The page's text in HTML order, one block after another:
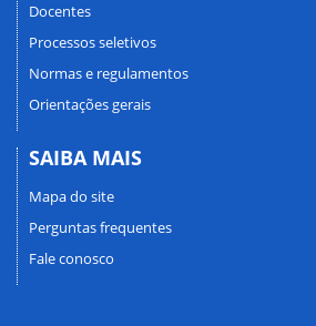
Docentes
Processos seletivos
Normas e regulamentos
Orientações gerais
SAIBA MAIS
Mapa do site
Perguntas frequentes
Fale conosco